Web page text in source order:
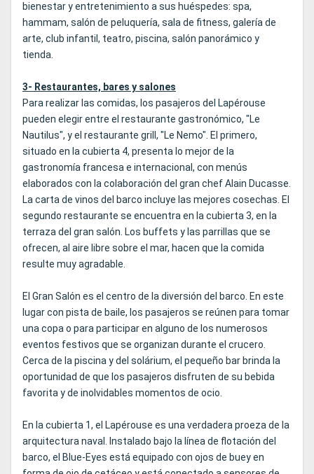
bienestar y entretenimiento a sus huéspedes: spa,
hammam, salón de peluquería, sala de fitness, galería de
arte, club infantil, teatro, piscina, salón panorámico y
tienda.
3- Restaurantes, bares y salones
Para realizar las comidas, los pasajeros del Lapérouse
pueden elegir entre el restaurante gastronómico, "Le
Nautilus", y el restaurante grill, "Le Nemo". El primero,
situado en la cubierta 4, presenta lo mejor de la
gastronomía francesa e internacional, con menús
elaborados con la colaboración del gran chef Alain Ducasse.
La carta de vinos del barco incluye las mejores cosechas. El
segundo restaurante se encuentra en la cubierta 3, en la
terraza del gran salón. Los buffets y las parrillas que se
ofrecen, al aire libre sobre el mar, hacen que la comida
resulte muy agradable.
El Gran Salón es el centro de la diversión del barco. En este
lugar con pista de baile, los pasajeros se reúnen para tomar
una copa o para participar en alguno de los numerosos
eventos festivos que se organizan durante el crucero.
Cerca de la piscina y del solárium, el pequeño bar brinda la
oportunidad de que los pasajeros disfruten de su bebida
favorita y de inolvidables momentos de ocio.
En la cubierta 1, el Lapérouse es una verdadera proeza de la
arquitectura naval. Instalado bajo la línea de flotación del
barco, el Blue-Eyes está equipado con ojos de buey en